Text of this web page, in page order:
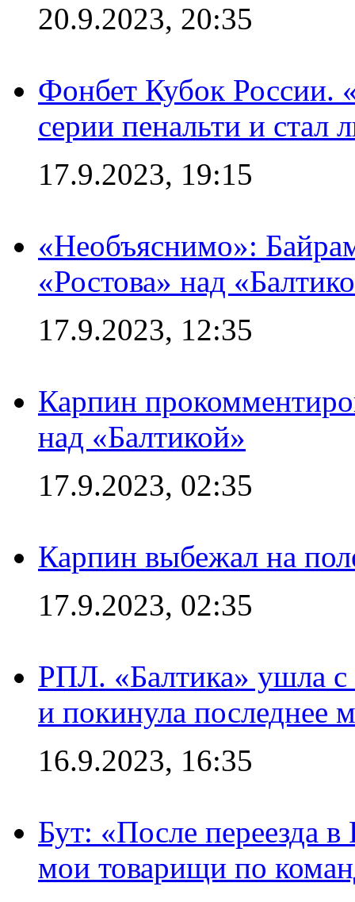
20.9.2023, 20:35
Фонбет Кубок России.
серии пенальти и стал
17.9.2023, 19:15
«Необъяснимо»:
«Ростова» над
17.9.2023, 12:35
Карпин
над «Балтикой»
17.9.2023, 02:35
Карпин выбежал на
17.9.2023, 02:35
РПЛ. «Балтика» ушла с
и покинула последнее
16.9.2023, 16:35
Бут: «После переезда
мои товарищи по